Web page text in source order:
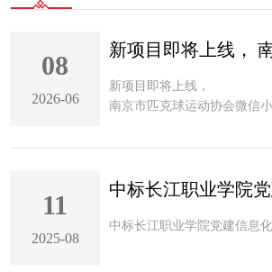
08
2026-06
新项目即将上线，
新项目即将上线，
南京市匹克球运动协会微信
11
2025-08
中标长江职业学院
中标长江职业学院党建信息